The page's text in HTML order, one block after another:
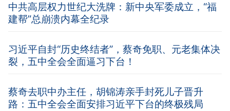
中共高层权力世纪大洗牌：新中央军委成立，“福
建帮”总崩溃内幕全纪录
习近平自封“历史终结者”，蔡奇免职、元老集体决
裂，五中全会全面逼习下台！
蔡奇去职中办主任，胡锦涛亲手封死儿子晋升
路：五中全会全面安排习近平下台的终极残局